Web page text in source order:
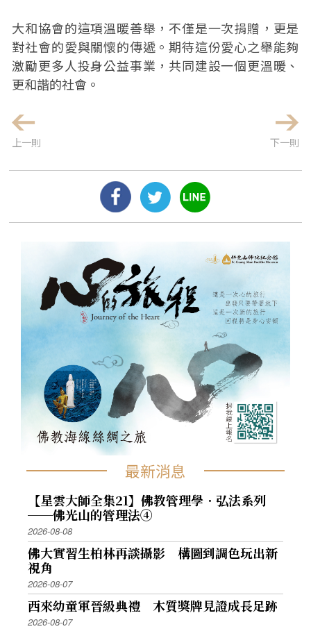
大和協會的這項溫暖善舉，不僅是一次捐贈，更是
對社會的愛與關懷的傳遞。期待這份愛心之舉能夠
激勵更多人投身公益事業，共同建設一個更溫暖、
更和諧的社會。
上一則 下一則
最新消息
【星雲大師全集21】佛教管理學．弘法系列
──佛光山的管理法④
2026-08-08
佛大實習生柏林再談攝影 構圖到調色玩出新
視角
2026-08-07
西來幼童軍晉級典禮 木質獎牌見證成長足跡
2026-08-07